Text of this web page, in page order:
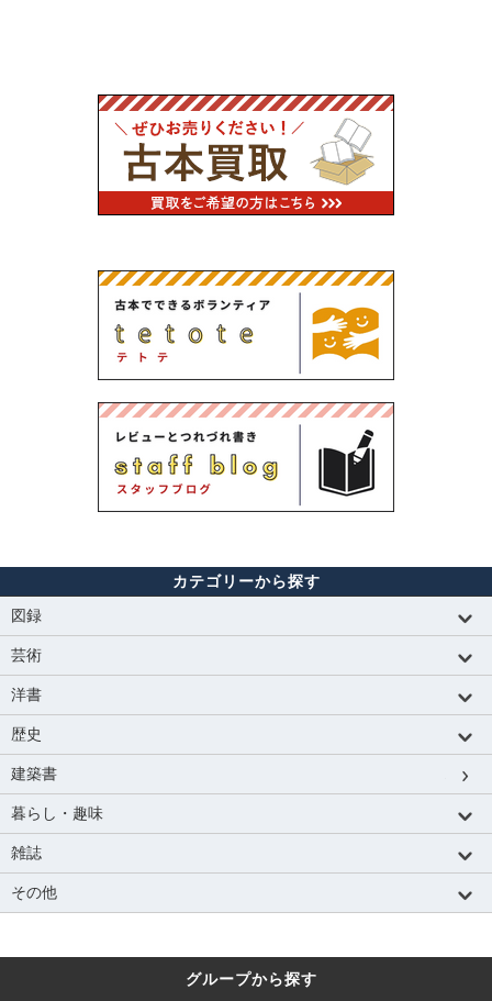
カテゴリーから探す
図録
芸術
洋書
歴史
建築書
暮らし・趣味
雑誌
その他
グループから探す